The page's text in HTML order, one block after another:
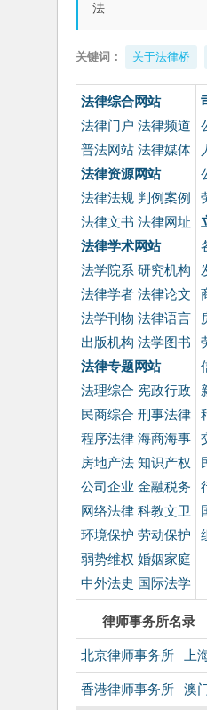
法
关键词： 关于法律桥
法律综合网站
法律门户 法律频道
普法网站 法律媒体
法律资源网站
法律法规 判例案例
法律文书 法律网址
法律学术网站
法学院系 研究机构
法律学者 法律论文
法学刊物 法律语言
出版机构 法学图书
法律专题网站
法理综合 宪政行政
民商综合 刑事法律
程序法律 海商海事
房地产法 知识产权
公司企业 金融税务
网络法律 科教文卫
环境保护 劳动保护
弱势维权 婚姻家庭
中外法史 国际法学
律师事务所名录
北京律师事务所 上
香港律师事务所 澳